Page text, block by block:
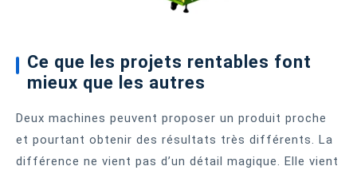
Ce que les projets rentables font
mieux que les autres
Deux machines peuvent proposer un produit proche
et pourtant obtenir des résultats très différents. La
différence ne vient pas d’un détail magique. Elle vient